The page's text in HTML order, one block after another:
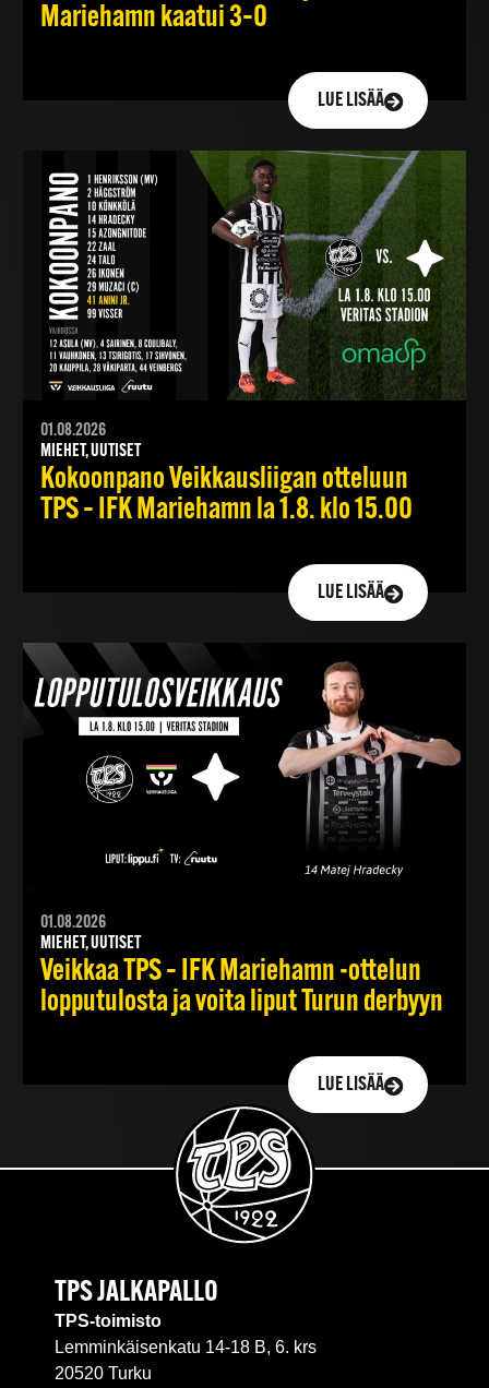
Mariehamn kaatui 3–0
LUE LISÄÄ
01.08.2026
MIEHET, UUTISET
Kokoonpano Veikkausliigan otteluun
TPS – IFK Mariehamn la 1.8. klo 15.00
LUE LISÄÄ
01.08.2026
MIEHET, UUTISET
Veikkaa TPS – IFK Mariehamn -ottelun
lopputulosta ja voita liput Turun derbyyn
LUE LISÄÄ
TPS JALKAPALLO
TPS-toimisto
Lemminkäisenkatu 14-18 B, 6. krs
20520 Turku